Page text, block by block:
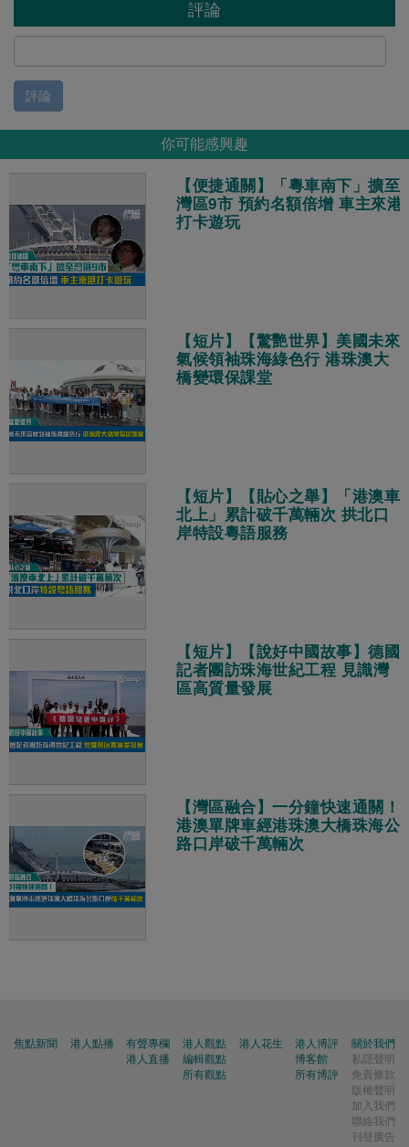
評論
評論
你可能感興趣
【便捷通關】「粵車南下」擴至
灣區9市 預約名額倍增 車主來港
打卡遊玩
【短片】【驚艷世界】美國未來
氣候領袖珠海綠色行 港珠澳大
橋變環保課堂
【短片】【貼心之舉】「港澳車
北上」累計破千萬輛次 拱北口
岸特設粵語服務
【短片】【說好中國故事】德國
記者團訪珠海世紀工程 見識灣
區高質量發展
【灣區融合】一分鐘快速通關！
港澳單牌車經港珠澳大橋珠海公
路口岸破千萬輛次
焦點新聞 港人點播
有聲專欄
港人直播
港人觀點
編輯觀點
所有觀點
港人花生
港人博評
博客館
所有博評
關於我們
私隱聲明
免責條款
版權聲明
加入我們
聯絡我們
刊登廣告